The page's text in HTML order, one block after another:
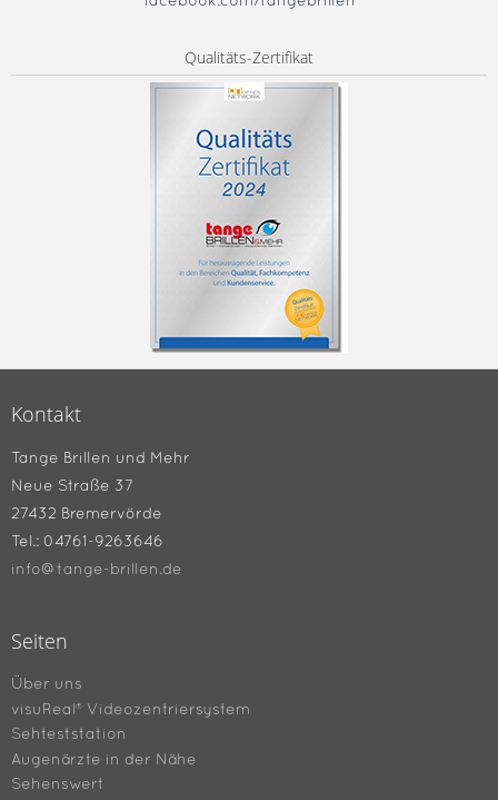
Qualitäts-Zertifikat
Kontakt
Tange Brillen und Mehr
Neue Straße 37
27432 Bremervörde
Tel.: 04761-9263646
info@tange-brillen.de
Seiten
Über uns
visuReal® Videozentriersystem
Sehteststation
Augenärzte in der Nähe
Sehenswert